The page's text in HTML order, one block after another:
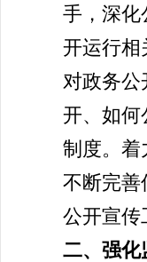
手，深化
开运行相
对政务公
开、如何
制度。着
不断完善
公开宣传
二、强化